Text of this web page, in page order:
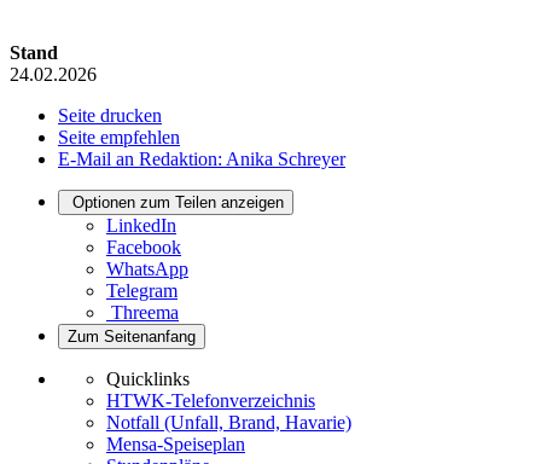
Stand
24.02.2026
Seite drucken
Seite empfehlen
E-Mail an Redaktion: Anika Schreyer
Optionen zum Teilen anzeigen
LinkedIn
Facebook
WhatsApp
Telegram
Threema
Zum Seitenanfang
Quicklinks
HTWK-Telefonverzeichnis
Notfall (Unfall, Brand, Havarie)
Mensa-Speiseplan